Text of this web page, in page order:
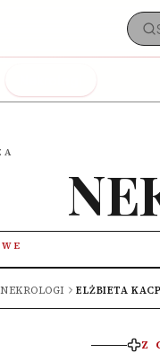
NEKROLOGI ELŻBIETA
Z